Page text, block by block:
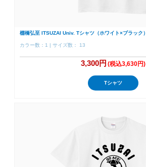
棚橋弘至 ITSUZAI Univ. Tシャツ（ホワイト×ブラック）
カラー数：1 | サイズ数： 13
3,300円 (税込3,630円)
Tシャツ